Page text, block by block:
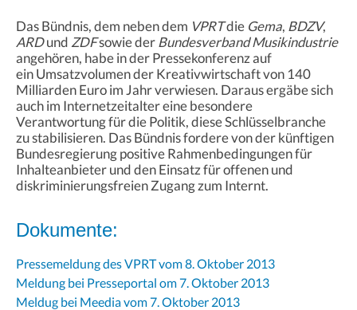
Das Bündnis, dem neben dem VPRTdie Gema, BDZV,
ARDund ZDFsowie derBundesverband Musikindustrie
angehören, habe in der Pressekonferenz auf
ein Umsatzvolumen der Kreativwirtschaft von 140
Milliarden Euro im Jahr verwiesen. Daraus ergäbe sich
auch im Internetzeitalter eine besondere
Verantwortung für die Politik, diese Schlüsselbranche
zu stabilisieren. Das Bündnis fordere von der künftigen
Bundesregierung positive Rahmenbedingungen für
Inhalteanbieter und den Einsatz für offenen und
diskriminierungsfreien Zugang zum Internt.
Dokumente:
Pressemeldung des VPRT vom 8. Oktober 2013
Meldung bei Presseportal om 7. Oktober 2013
Meldug bei Meedia vom 7. Oktober 2013